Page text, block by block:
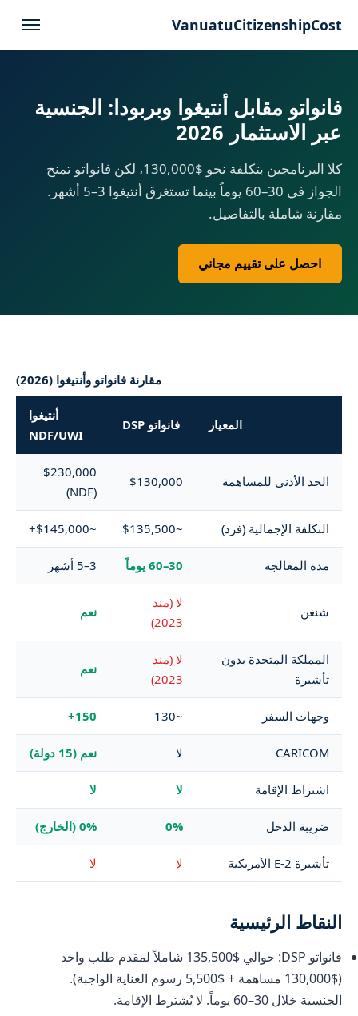
VanuatuCitizenshipCost
فانواتو مقابل أنتيغوا وبربودا: الجنسية
عبر الاستثمار 2026
كلا البرنامجين بتكلفة نحو $130,000، لكن فانواتو تمنح
الجواز في 30–60 يوماً بينما تستغرق أنتيغوا 3–5 أشهر.
مقارنة شاملة بالتفاصيل.
احصل على تقييم مجاني
مقارنة فانواتو وأنتيغوا (2026)
المعيار فانواتو DSP
أنتيغوا
NDF/UWI
الحد الأدنى للمساهمة $130,000
$230,000
(NDF)
التكلفة الإجمالية (فرد) ~$135,500
~$145,000+
مدة المعالجة 30–60 يوماً 3–5 أشهر
شنغن
لا (منذ
2023)
نعم
المملكة المتحدة بدون
تأشيرة
لا (منذ
2023)
نعم
وجهات السفر ~130
150+
CARICOM لا نعم (15 دولة)
اشتراط الإقامة لا لا
ضريبة الدخل 0% 0% (الخارج)
تأشيرة E-2 الأمريكية لا لا
النقاط الرئيسية
فانواتو DSP: حوالي $135,500 شاملاً لمقدم طلب واحد
($130,000 مساهمة + $5,500 رسوم العناية الواجبة).
الجنسية خلال 30–60 يوماً. لا يُشترط الإقامة.